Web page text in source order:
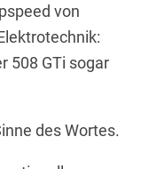
von
508 GTi sogar
des Wortes.